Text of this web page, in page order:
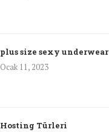
plus size sexy underwear
Ocak 11, 2023
Hosting Türleri